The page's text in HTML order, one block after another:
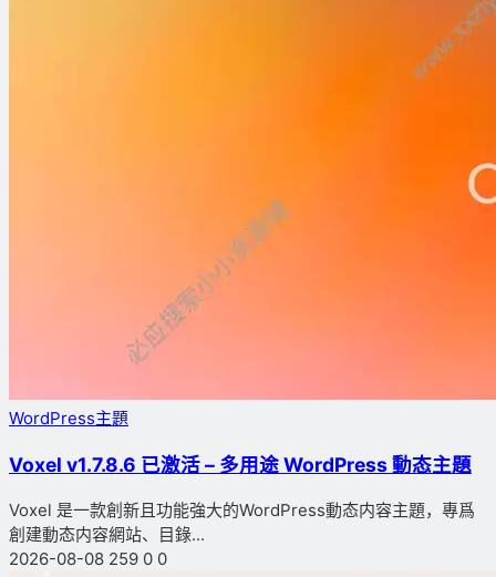
WordPress主題
Voxel v1.7.8.6 已激活 – 多用途 WordPress 動态主題
Voxel 是一款創新且功能強大的WordPress動态内容主題，專爲
創建動态内容網站、目錄...
2026-08-08 259 0 0